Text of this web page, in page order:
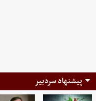
پیشنهاد سردبیر